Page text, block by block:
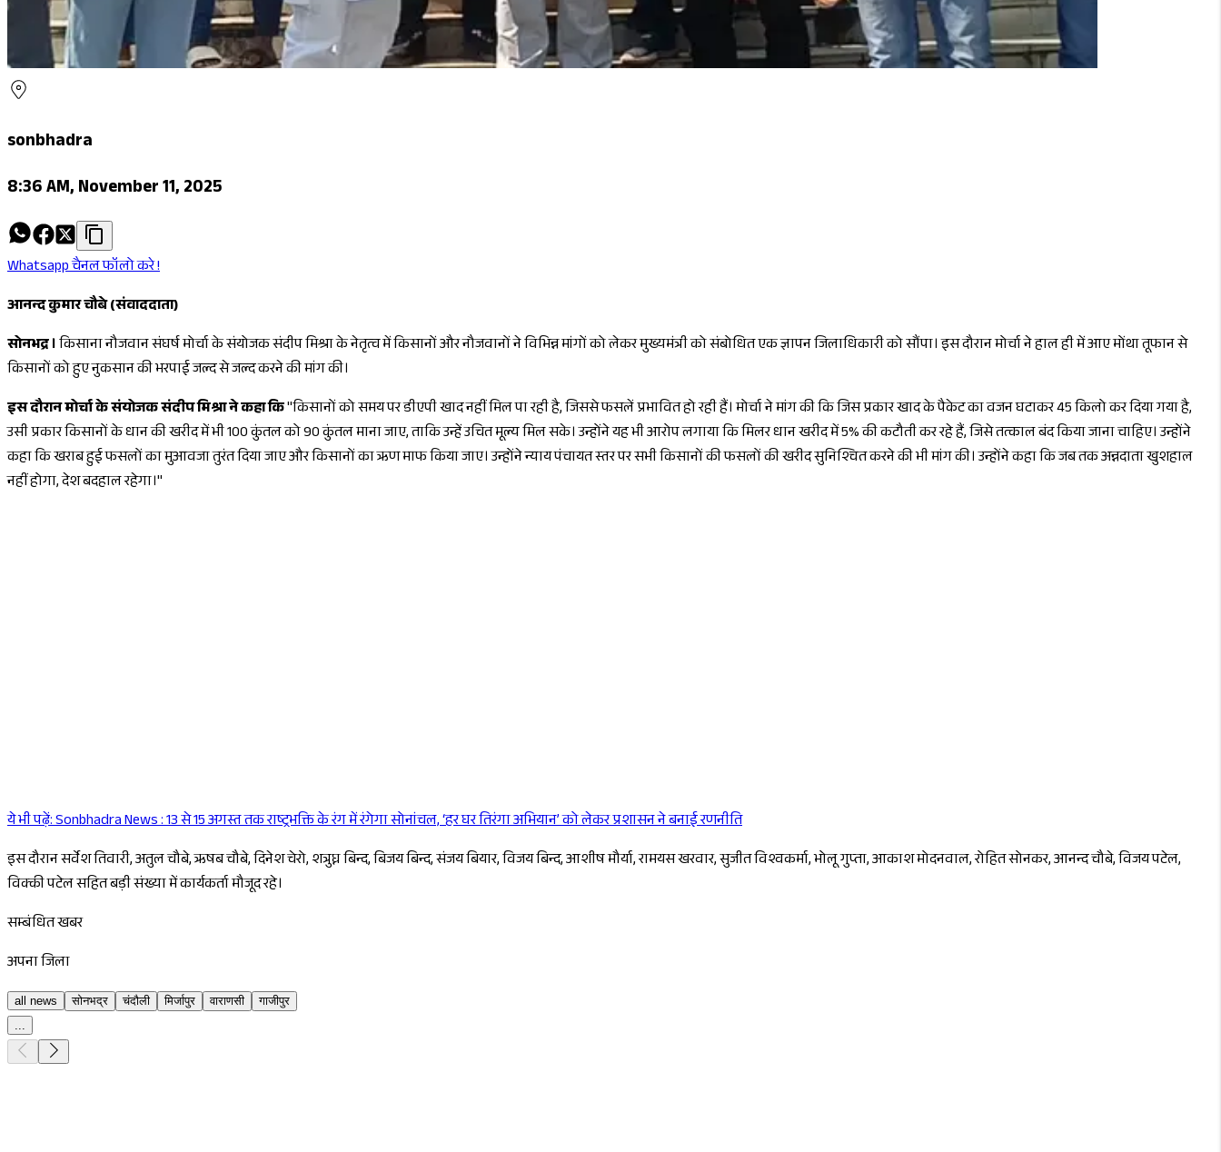
sonbhadra
8:36 AM, November 11, 2025
Whatsapp चैनल फॉलो करे !
आनन्द कुमार चौबे (संवाददाता)
सोनभद्र ।किसाना नौजवान संघर्ष मोर्चा के संयोजक संदीप मिश्रा के नेतृत्व में किसानों और नौजवानों ने विभिन्न मांगों को लेकर मुख्यमंत्री को संबोधित एक ज्ञापन जिलाधिकारी को सौंपा। इस दौरान मोर्चा ने हाल ही में आए मोंथा तूफान से
किसानों को हुए नुकसान की भरपाई जल्द से जल्द करने की मांग की।
इस दौरान मोर्चा के संयोजक संदीप मिश्रा ने कहा कि"किसानों को समय पर डीएपी खाद नहीं मिल पा रही है, जिससे फसलें प्रभावित हो रही हैं। मोर्चा ने मांग की कि जिस प्रकार खाद के पैकेट का वजन घटाकर 45 किलो कर दिया गया है,
उसी प्रकार किसानों के धान की खरीद में भी 100 कुंतल को 90 कुंतल माना जाए, ताकि उन्हें उचित मूल्य मिल सके। उन्होंने यह भी आरोप लगाया कि मिलर धान खरीद में 5% की कटौती कर रहे हैं, जिसे तत्काल बंद किया जाना चाहिए। उन्होंने
कहा कि खराब हुई फसलों का मुआवजा तुरंत दिया जाए और किसानों का ऋण माफ किया जाए। उन्होंने न्याय पंचायत स्तर पर सभी किसानों की फसलों की खरीद सुनिश्चित करने की भी मांग की। उन्होंने कहा कि जब तक अन्नदाता खुशहाल
नहीं होगा, देश बदहाल रहेगा।"
Sponsored
ये भी पढ़ें:Sonbhadra News : 13 से 15 अगस्त तक राष्ट्रभक्ति के रंग में रंगेगा सोनांचल, ‘हर घर तिरंगा अभियान’ को लेकर प्रशासन ने बनाई रणनीति
इस दौरान सर्वेश तिवारी, अतुल चौबे, ऋषब चौबे, दिनेश चेरो, शत्रुघ्न बिन्द, बिजय बिन्द, संजय बियार, विजय बिन्द, आशीष मौर्या, रामयस खरवार, सुजीत विश्वकर्मा, भोलू गुप्ता, आकाश मोदनवाल, रोहित सोनकर, आनन्द चौबे, विजय पटेल,
विक्की पटेल सहित बड़ी संख्या में कार्यकर्ता मौजूद रहे।
सम्बंधित खबर
अपना जिला
all news सोनभद्र चंदौली मिर्जापुर वाराणसी
गाजीपुर
...